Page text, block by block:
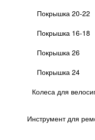
Покрышка 20-22
Покрышка 16-18
Покрышка 26
Покрышка 24
Колеса для
Инструмент для